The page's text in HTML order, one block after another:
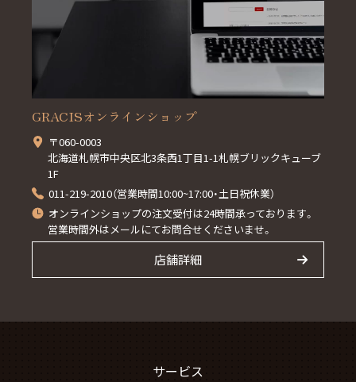
GRACISオンラインショップ
〒060-0003
北海道札幌市中央区北3条西1丁目1-1札幌ブリックキューブ
1F
011-219-2010（営業時間10:00~17:00・土日祝休業）
オンラインショップの注文受付は24時間承っております。
営業時間外はメールにてお問合せくださいませ。
店舗詳細
サービス